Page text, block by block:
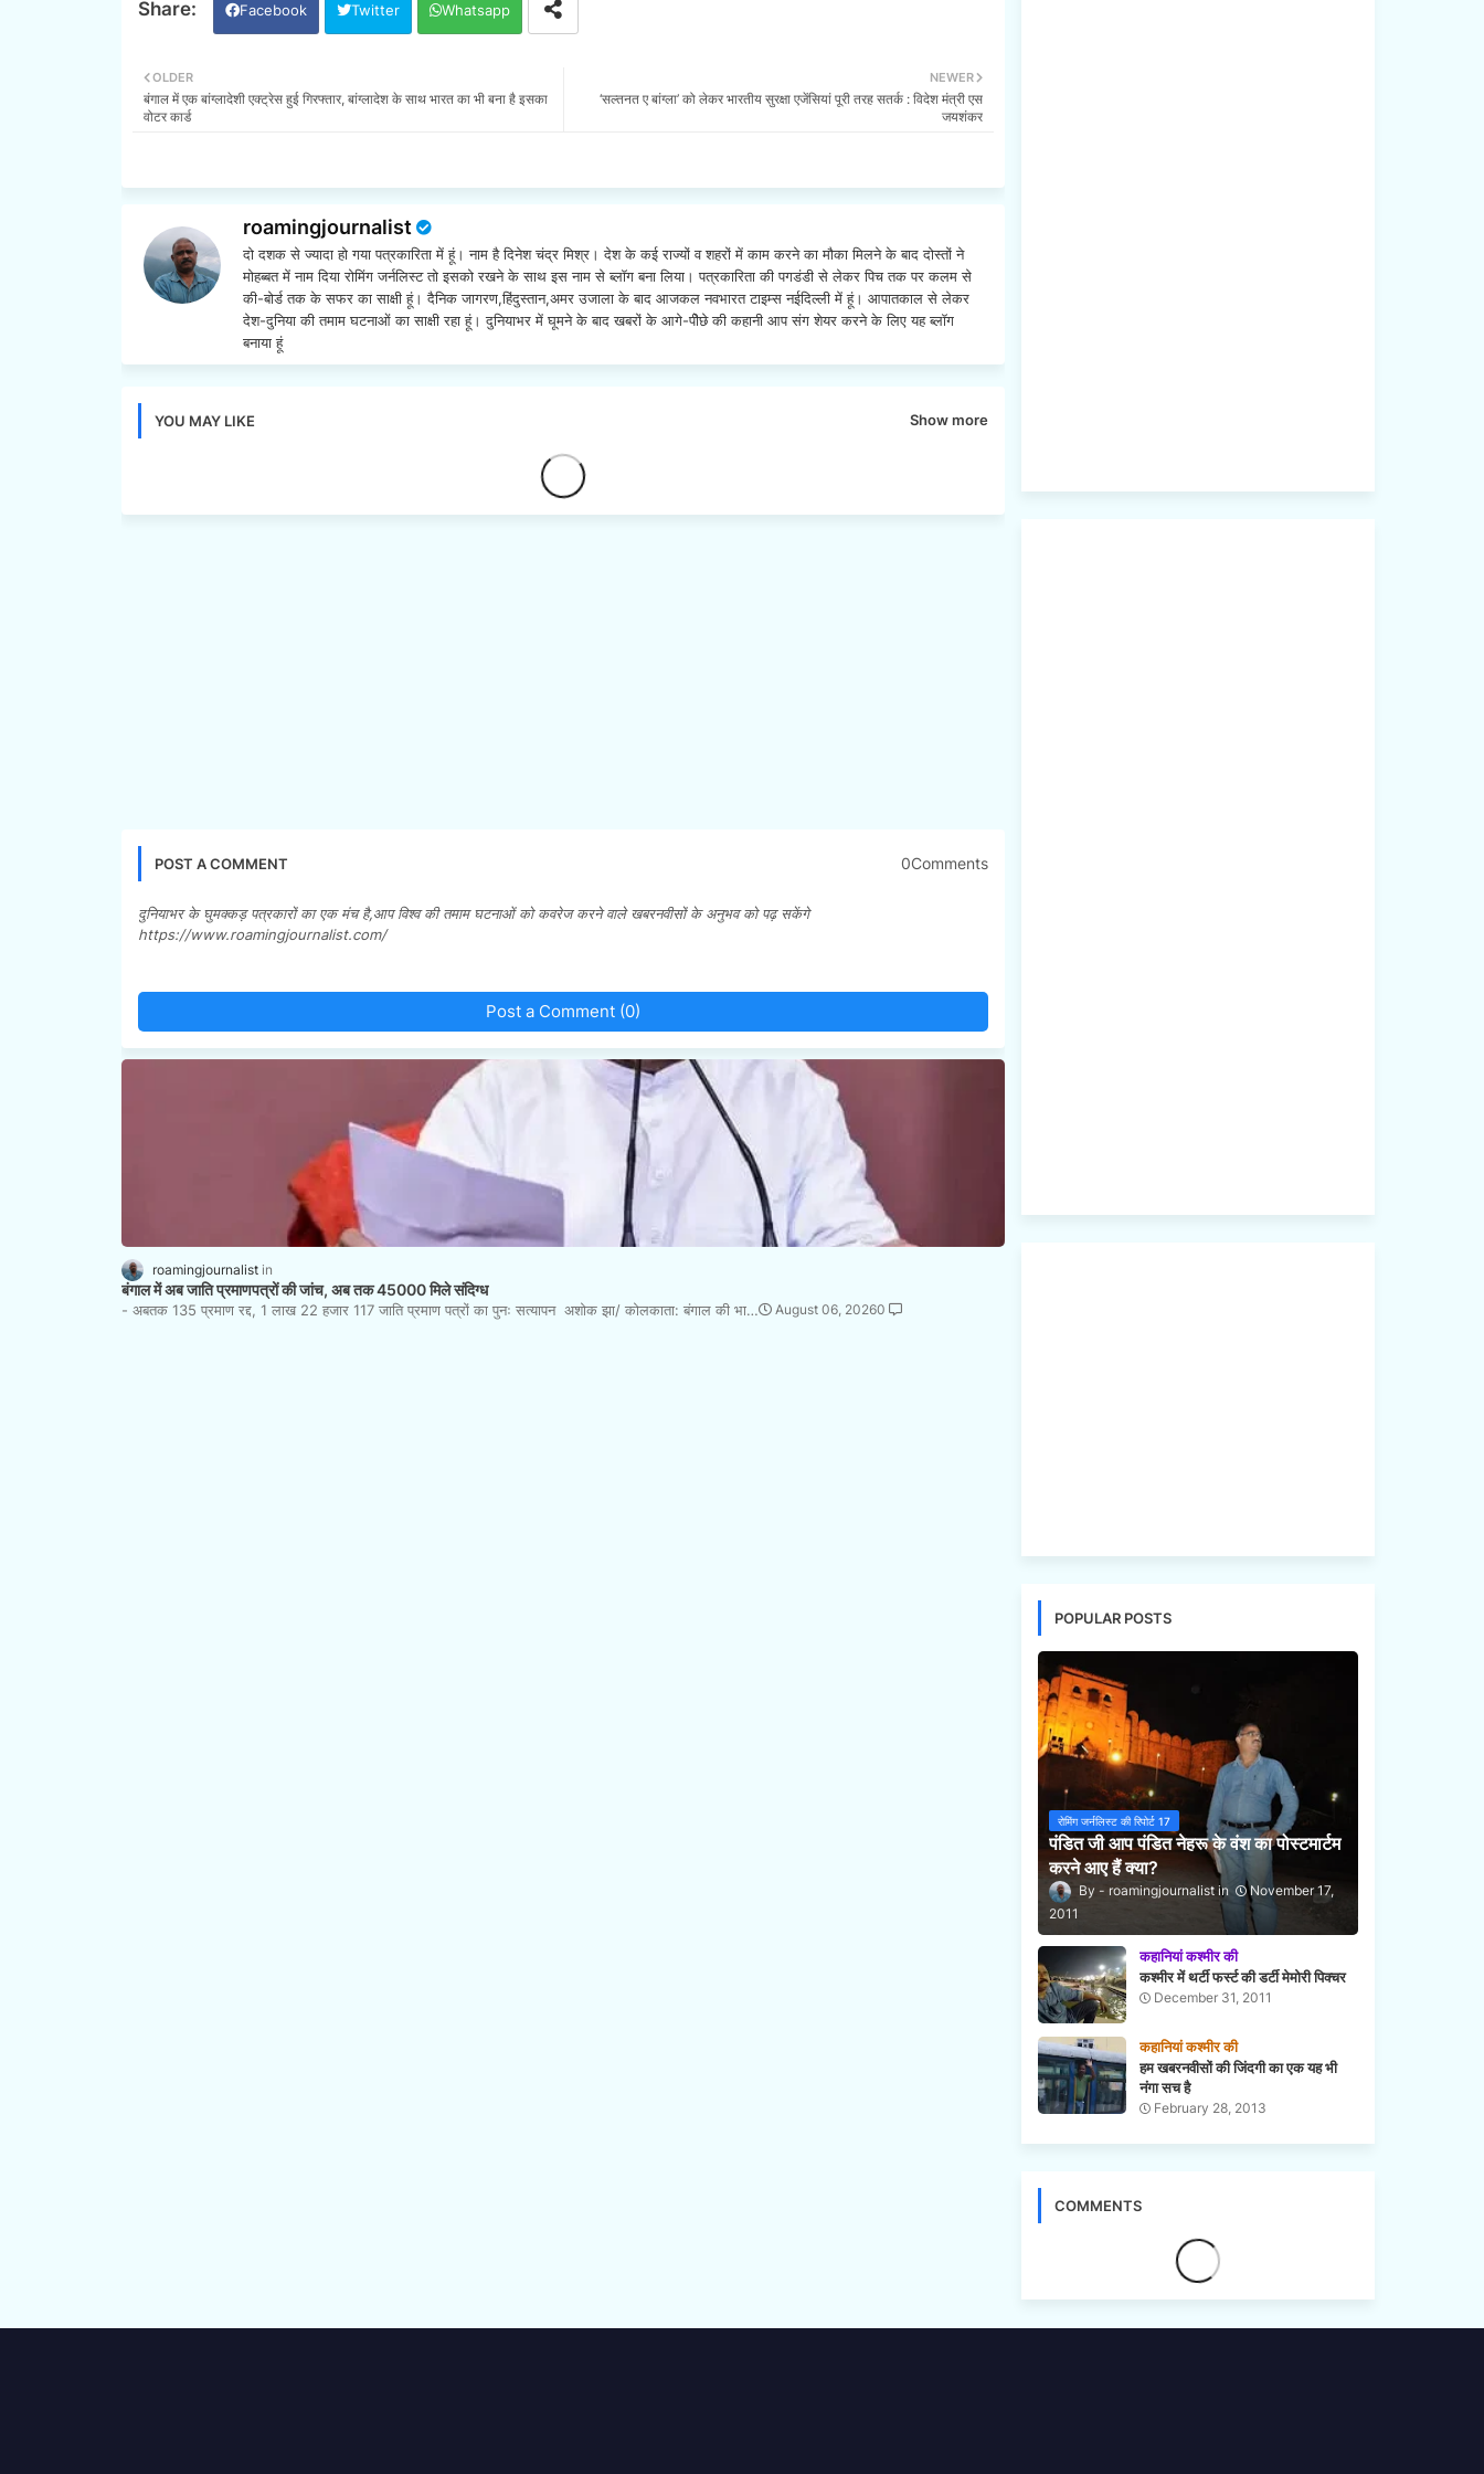
Facebook Twitter Whatsapp
NEWER
‘सल्तनत ए बांग्ला’ को लेकर भारतीय सुरक्षा एजेंसियां पूरी तरह सतर्क : विदेश मंत्री एस
जयशंकर
OLDER
बंगाल में एक बांग्लादेशी एक्ट्रेस हुई गिरफ्तार, बांग्लादेश के साथ भारत का भी बना है इसका
वोटर कार्ड
roamingjournalist
दो दशक से ज्यादा हो गया पत्रकारिता में हूं। नाम है दिनेश चंद्र मिश्र। देश के कई राज्यों व शहरों में काम करने का मौका मिलने के बाद दोस्तों ने
मोहब्बत में नाम दिया रोमिंग जर्नलिस्ट तो इसको रखने के साथ इस नाम से ब्लॉग बना लिया। पत्रकारिता की पगडंडी से लेकर पिच तक पर कलम से
की-बोर्ड तक के सफर का साक्षी हूं। दैनिक जागरण,हिंदुस्तान,अमर उजाला के बाद आजकल नवभारत टाइम्स नईदिल्ली में हूं। आपातकाल से लेकर
देश-दुनिया की तमाम घटनाओं का साक्षी रहा हूं। दुनियाभर में घूमने के बाद खबरों के आगे-पीेछे की कहानी आप संग शेयर करने के लिए यह ब्लॉग
बनाया हूं
YOU MAY LIKE Show more
POST A COMMENT 0Comments
दुनियाभर के घुमक्कड़ पत्रकारों का एक मंच है,आप विश्व की तमाम घटनाओं को कवरेज करने वाले खबरनवीसों के अनुभव को पढ़ सकेंगे
https://www.roamingjournalist.com/
Post a Comment (0)
roamingjournalist
बंगाल में अब जाति प्रमाणपत्रों की जांच, अब तक 45000 मिले संदिग्ध
- अबतक 135 प्रमाण रद्द, 1 लाख 22 हजार 117 जाति प्रमाण पत्रों का पुनः सत्यापन अशोक झा/ कोलकाता: बंगाल की भा… August 06, 20260
POPULAR POSTS
रोमिंग जर्नलिस्ट की रिपोर्ट 17
पंडित जी आप पंडित नेहरू के वंश का पोस्टमार्टम
करने आए हैं क्या?
roamingjournalist
November 17,
2011
कहानियां कश्मीर की
कश्मीर में थर्टी फर्स्ट की डर्टी मेमोरी पिक्चर
December 31, 2011
कहानियां कश्मीर की
हम खबरनवीसों की जिंदगी का एक यह भी
नंगा सच है
February 28, 2013
COMMENTS